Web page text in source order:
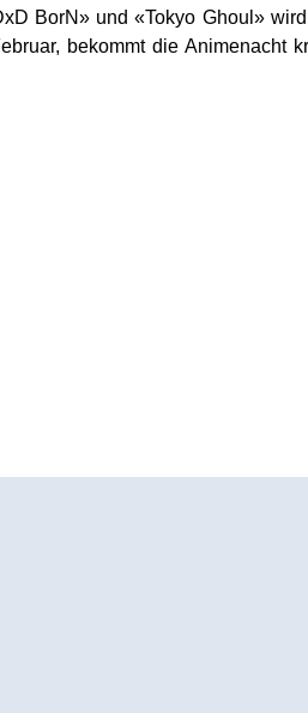
BorN» und «Tokyo Ghoul»
bekommt die Animenacht